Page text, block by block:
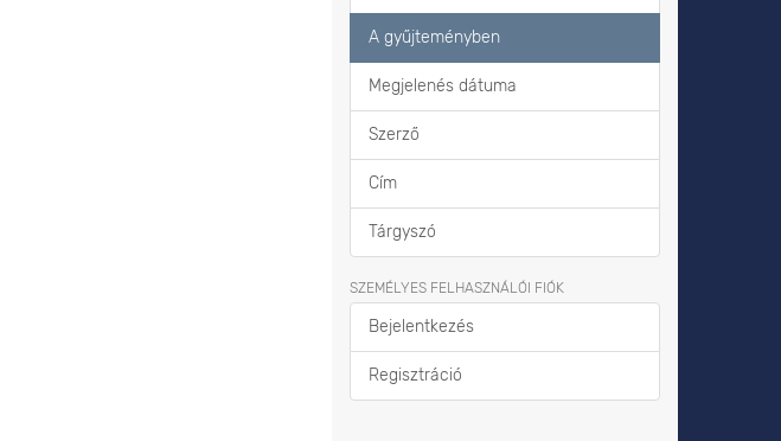
A gyűjteményben
Megjelenés dátuma
Szerző
Cím
Tárgyszó
SZEMÉLYES FELHASZNÁLÓI FIÓK
Bejelentkezés
Regisztráció